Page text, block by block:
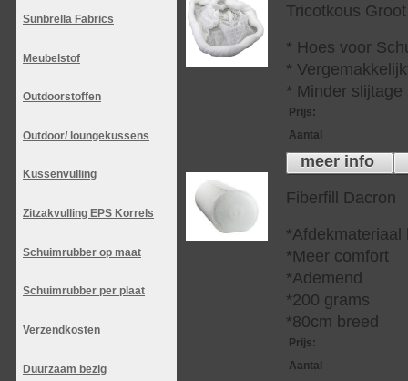
Sunbrella Fabrics
Meubelstof
Outdoorstoffen
Outdoor/ loungekussens
Kussenvulling
Zitzakvulling EPS Korrels
Schuimrubber op maat
Schuimrubber per plaat
Verzendkosten
Duurzaam bezig
Tricotkous Groot
* Hoes voor
*
* Minder slijtage
Prijs:
Aantal
meer info
Fiberfill Dacron
*Afdekmateriaal
*Meer comfort
*Ademend
*200 grams
*80cm breed
Prijs:
Aantal